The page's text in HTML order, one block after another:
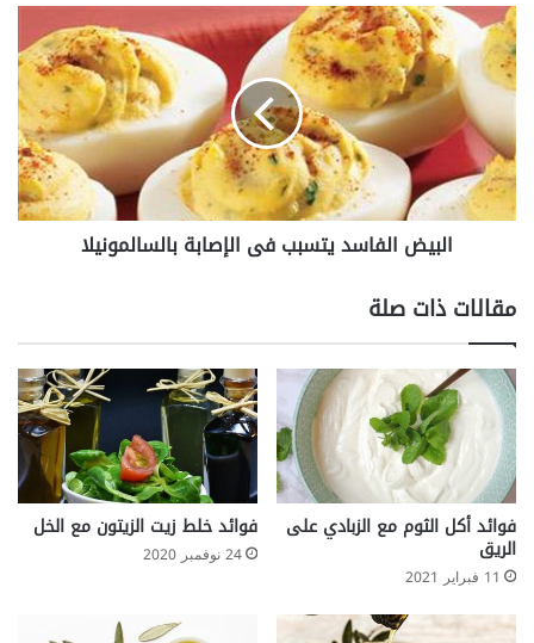
ت
ي
ت
س
ا
ع
د
ع
ل
ت
ئ
ا
م
ك
س
و
ر
ا
ل
ع
ا
ا
ل
ب
ي
ض
ا
ل
ف
ا
ت
س
ب
ب
ف
ى
ا
ل
إ
ص
ا
ة
البيض الفاسد يتسبب فى الإصابة بالسالمونيلا
مقالات ذات صلة
فوائد أكل الثوم مع الزبادي على
الريق
11 فبراير 2021
فوائد خلط زيت الزيتون مع الخل
24 نوفمبر 2020